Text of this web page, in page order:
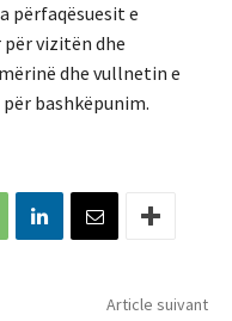
përfaqësuesit e
vizitën dhe
dhe vullnetin e
për bashkëpunim.
Article suivant